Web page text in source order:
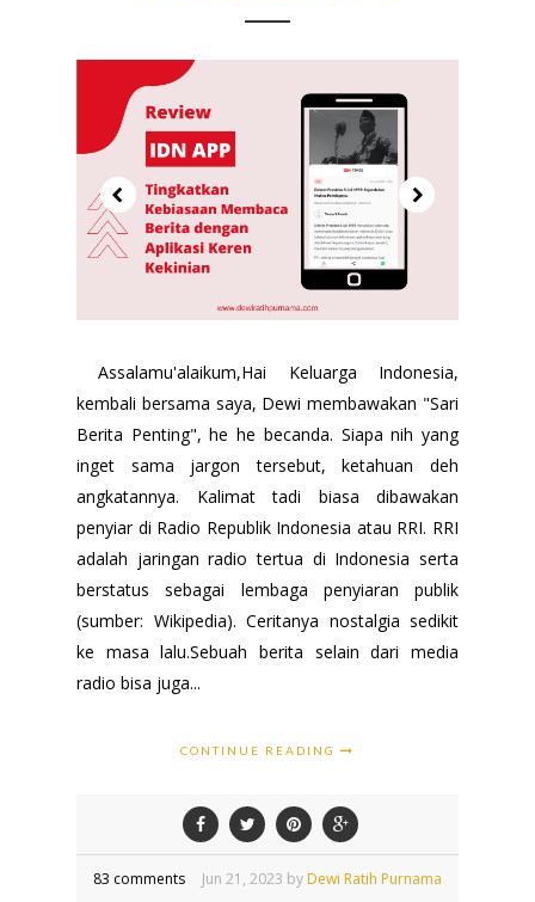
Assalamu'alaikum,Hai Keluarga Indonesia,
kembali bersama saya, Dewi membawakan "Sari
Berita Penting", he he becanda. Siapa nih yang
inget sama jargon tersebut, ketahuan deh
angkatannya. Kalimat tadi biasa dibawakan
penyiar di Radio Republik Indonesia atau RRI. RRI
adalah jaringan radio tertua di Indonesia serta
berstatus sebagai lembaga penyiaran publik
(sumber: Wikipedia). Ceritanya nostalgia sedikit
ke masa lalu.Sebuah berita selain dari media
radio bisa juga...
CONTINUE READING
83 comments Jun 21, 2023 by Dewi Ratih Purnama